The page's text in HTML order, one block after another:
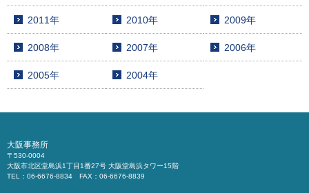
2011年 2010年 2009年
2008年 2007年 2006年
2005年 2004年
大阪事務所
〒530-0004
大阪市北区堂島浜1丁目1番27号 大阪堂島浜タワー15階
TEL：06-6676-8834 FAX：06-6676-8839